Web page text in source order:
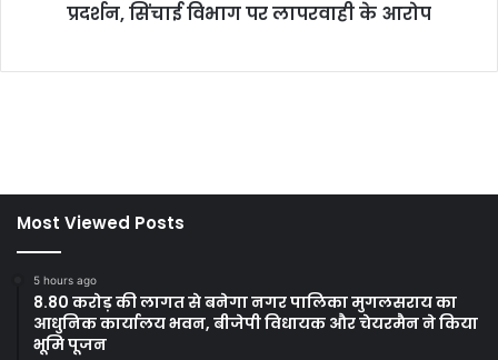
Most Viewed Posts
5 hours ago
8.80 करोड़ की लागत से बनेगा नगर पालिका मुगलसराय का
आधुनिक कार्यालय भवन, बीजेपी विधायक और चेयरमैन ने किया
भूमि पूजन